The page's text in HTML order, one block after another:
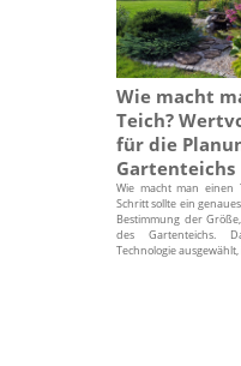
Wie macht
Teich?
für die
Gartenteichs
Wie macht man einen
Schritt sollte ein
Bestimmung der
des Gartenteichs.
Technologie